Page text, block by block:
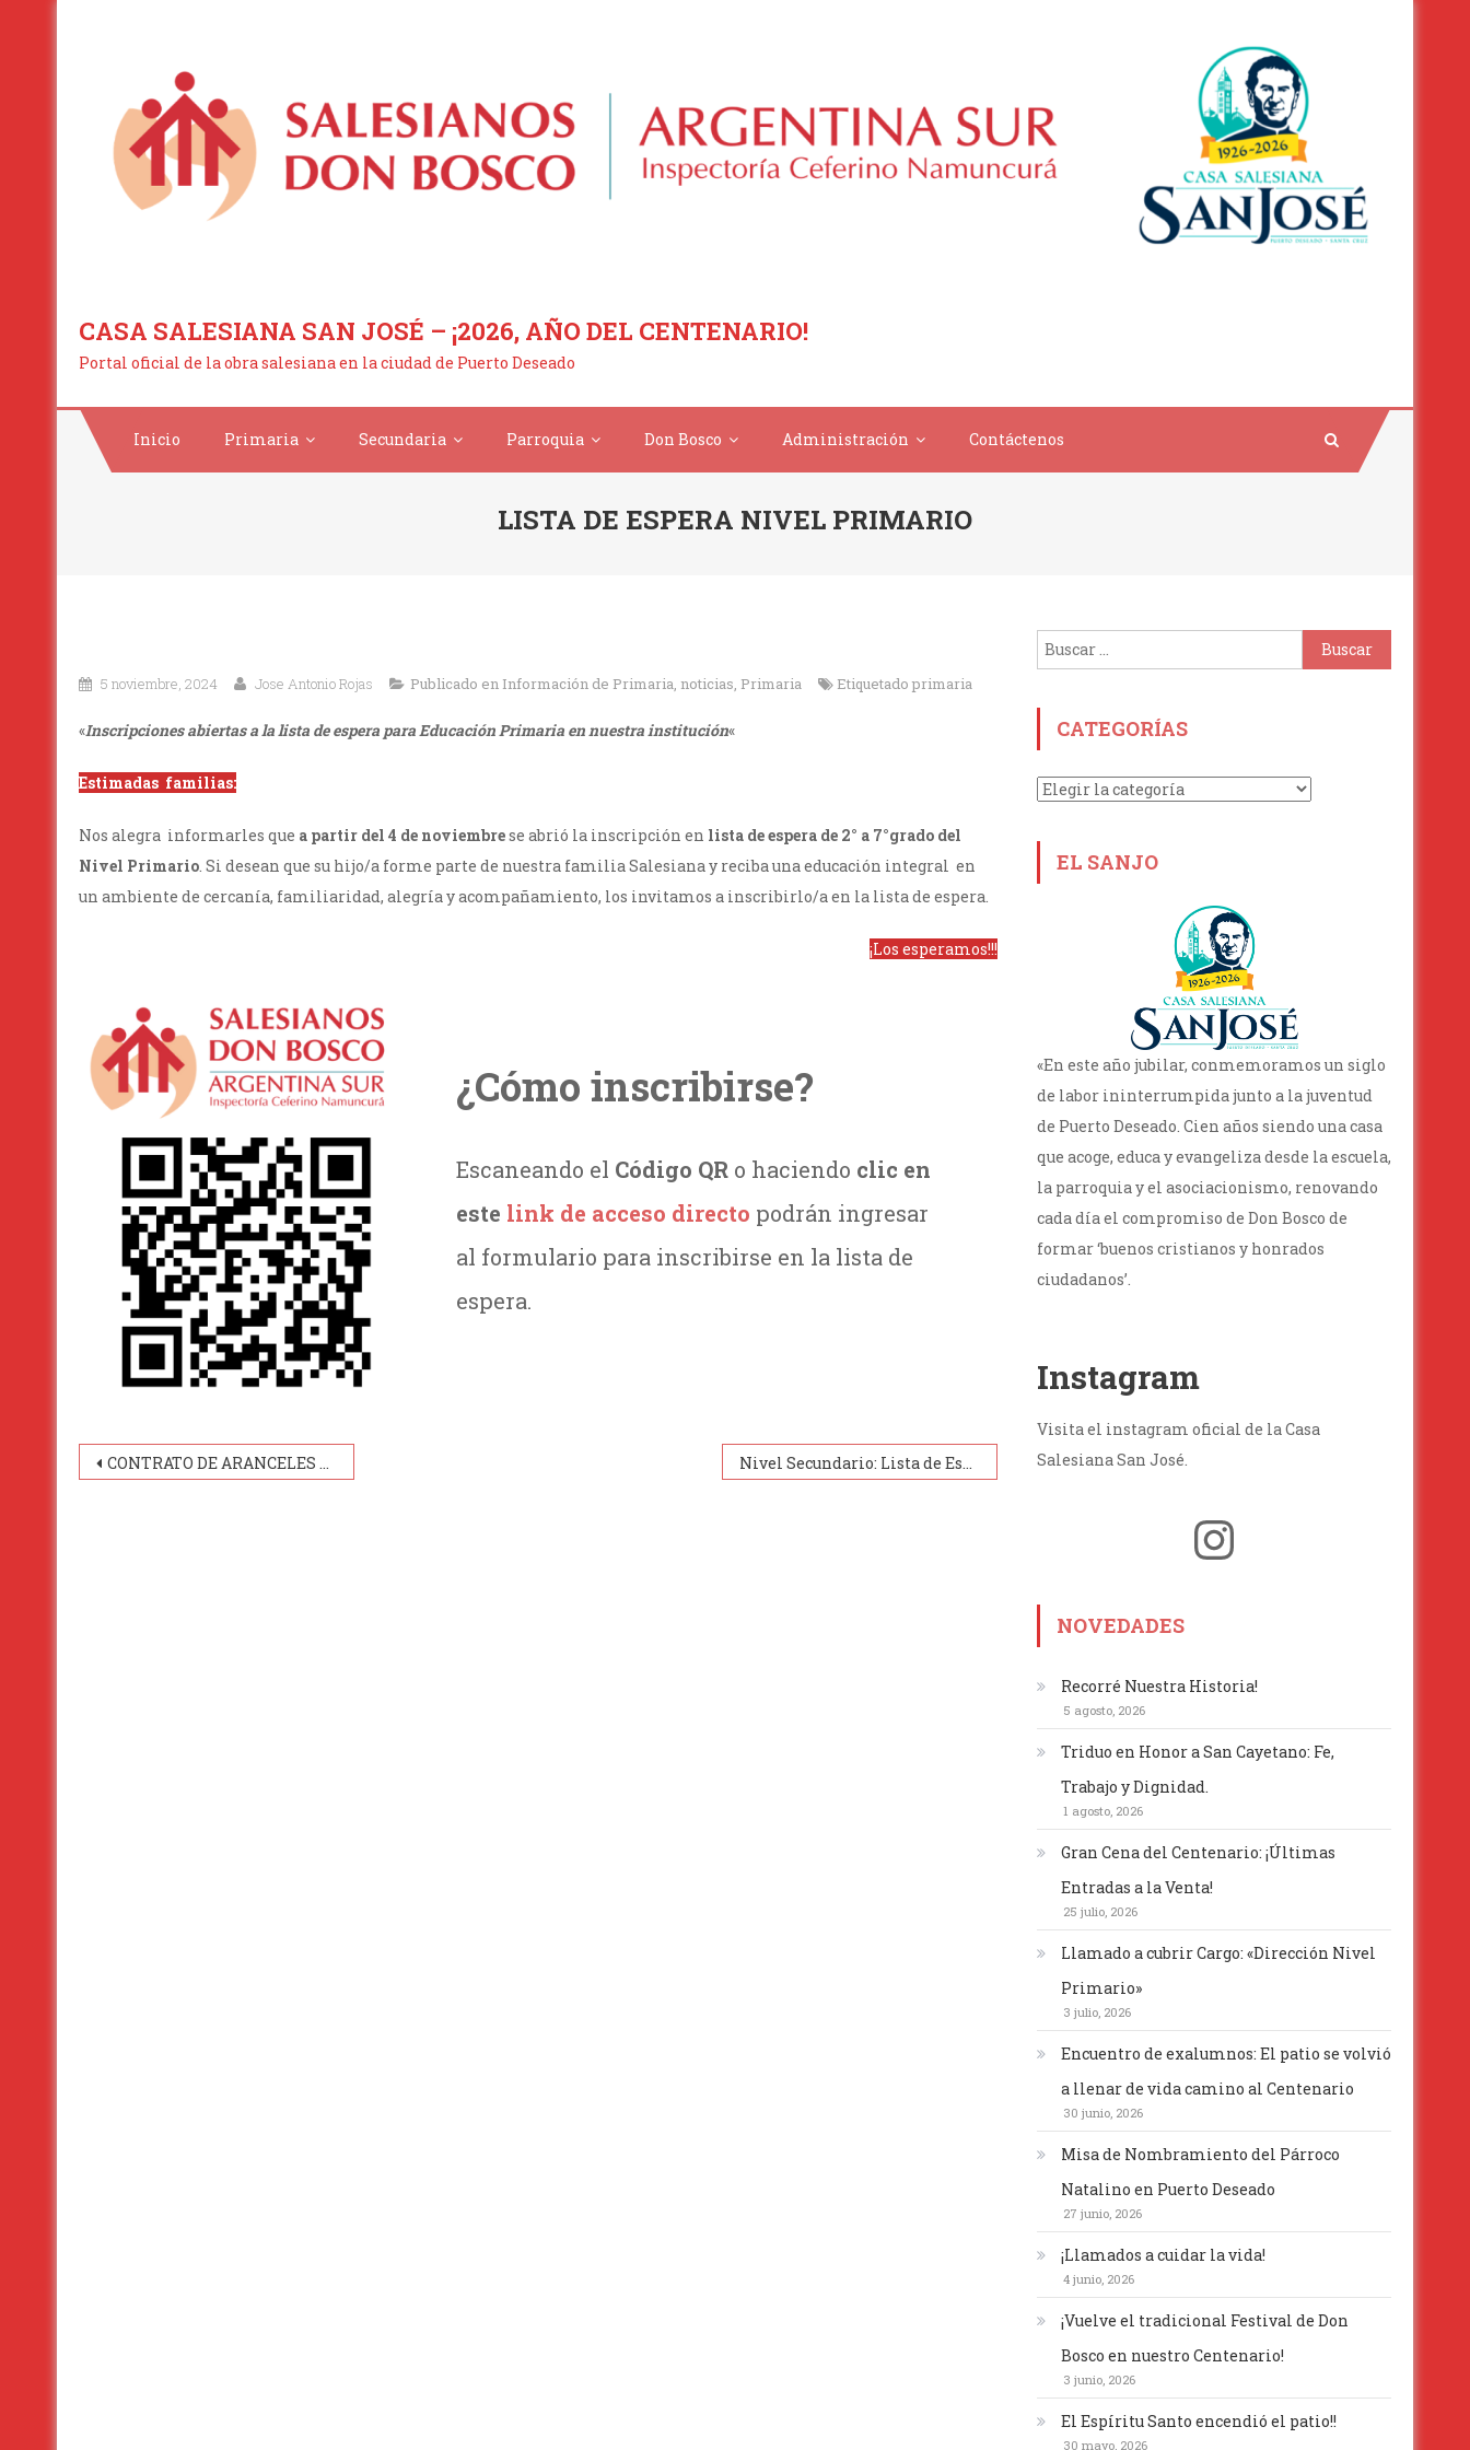
CASA SALESIANA SAN JOSÉ – ¡2026, AÑO DEL CENTENARIO!
Portal oficial de la obra salesiana en la ciudad de Puerto Deseado
Inicio Primaria Secundaria Parroquia Don Bosco Administración Contáctenos
LISTA DE ESPERA NIVEL PRIMARIO
5 noviembre, 2024 Jose Antonio Rojas Publicado en Información de Primaria, noticias, Primaria Etiquetado primaria
«Inscripciones abiertas a la lista de espera para Educación Primaria en nuestra institución«
Estimadas familias:
Nos alegra informarles que a partir del 4 de noviembrese abrió la inscripción en lista de espera de 2° a 7°grado del
Nivel Primario. Si desean que su hijo/a forme parte de nuestra familia Salesiana y reciba una educación integral en
un ambiente de cercanía, familiaridad, alegría y acompañamiento, los invitamos a inscribirlo/a en la lista de espera.
¡Los esperamos!!!
¿Cómo inscribirse?
Escaneando el Código QR o haciendo clic en
este link de acceso directo podrán ingresar
al formulario para inscribirse en la lista de
espera.
Navegación
CONTRATO DE ARANCELES 2025 Nivel Secundario: Lista de Espera año 2025
Buscar:
CATEGORÍAS
Categorías
EL SANJO
«En este año jubilar, conmemoramos un siglo
de labor ininterrumpida junto a la juventud
de Puerto Deseado. Cien años siendo una casa
que acoge, educa y evangeliza desde la escuela,
la parroquia y el asociacionismo, renovando
cada día el compromiso de Don Bosco de
formar ‘buenos cristianos y honrados
ciudadanos’.
Instagram
Visita el instagram oficial de la Casa
Salesiana San José.
Instagram
NOVEDADES
Recorré Nuestra Historia!
5 agosto, 2026
Triduo en Honor a San Cayetano: Fe,
Trabajo y Dignidad.
1 agosto, 2026
Gran Cena del Centenario: ¡Últimas
Entradas a la Venta!
25 julio, 2026
Llamado a cubrir Cargo: «Dirección Nivel
Primario»
3 julio, 2026
Encuentro de exalumnos: El patio se volvió
a llenar de vida camino al Centenario
30 junio, 2026
Misa de Nombramiento del Párroco
Natalino en Puerto Deseado
27 junio, 2026
¡Llamados a cuidar la vida!
4 junio, 2026
¡Vuelve el tradicional Festival de Don
Bosco en nuestro Centenario!
3 junio, 2026
El Espíritu Santo encendió el patio!!
30 mayo, 2026